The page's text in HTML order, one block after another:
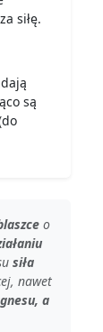
siłę.
są
o
siła
nawet
a